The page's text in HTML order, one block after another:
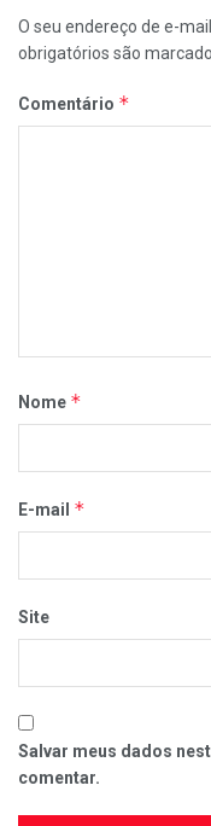
O seu endereço de e-
obrigatórios são
Comentário *
Nome *
E-mail *
Site
Salvar meus dados
comentar.